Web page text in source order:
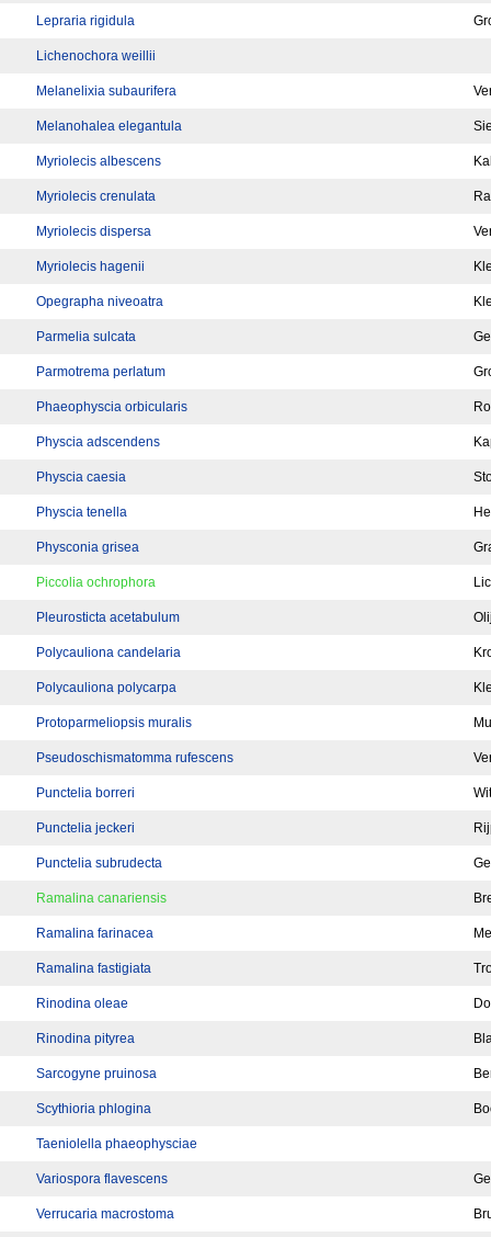
Lepraria rigidula
Lichenochora weillii
Melanelixia subaurifera
Melanohalea elegantula
Myriolecis albescens
Myriolecis crenulata
Myriolecis dispersa
Myriolecis hagenii
Opegrapha niveoatra
Parmelia sulcata
Parmotrema perlatum
Phaeophyscia orbicularis
Physcia adscendens
Physcia caesia
Physcia tenella
Physconia grisea
Piccolia ochrophora
Pleurosticta acetabulum
Polycauliona candelaria
Polycauliona polycarpa
Protoparmeliopsis muralis
Pseudoschismatomma rufescens
Punctelia borreri
Punctelia jeckeri
Punctelia subrudecta
Ramalina canariensis
Ramalina farinacea
Ramalina fastigiata
Rinodina oleae
Rinodina pityrea
Sarcogyne pruinosa
Scythioria phlogina
Taeniolella phaeophysciae
Variospora flavescens
Verrucaria macrostoma